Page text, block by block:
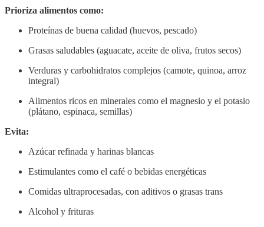
Prioriza alimentos como:
Proteínas de buena calidad (huevos, pescado)
Grasas saludables (aguacate, aceite de oliva, frutos secos)
Verduras y carbohidratos complejos (camote, quinoa, arroz
integral)
Alimentos ricos en minerales como el magnesio y el potasio
(plátano, espinaca, semillas)
Evita:
Azúcar refinada y harinas blancas
Estimulantes como el café o bebidas energéticas
Comidas ultraprocesadas, con aditivos o grasas trans
Alcohol y frituras